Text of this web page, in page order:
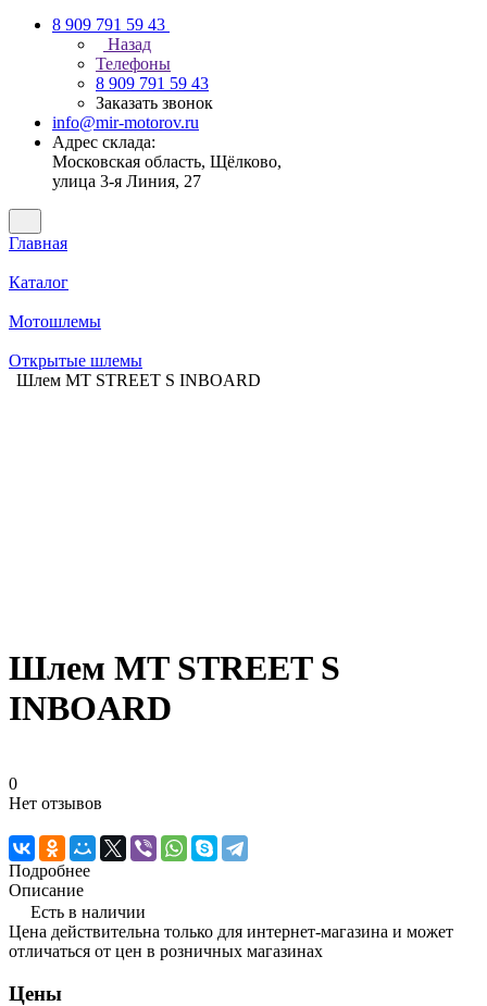
8 909 791 59 43
Назад
Телефоны
8 909 791 59 43
Заказать звонок
info@mir-motorov.ru
Адрес склада:
Московская область, Щёлково,
улица 3-я Линия, 27
Главная
Каталог
Мотошлемы
Открытые шлемы
Шлем MT STREET S INBOARD
Шлем MT STREET S
INBOARD
0
Нет отзывов
Подробнее
Описание
Есть в наличии
Цена действительна только для интернет-магазина и может
отличаться от цен в розничных магазинах
Цены